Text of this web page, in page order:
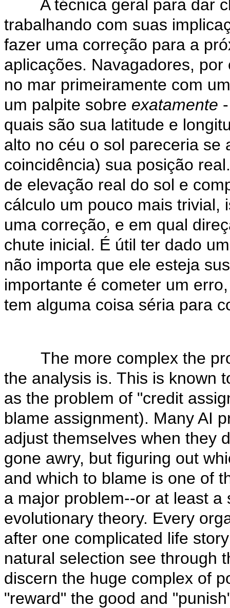
A técnica geral para dar
trabalhando com suas
fazer uma correção para a
aplicações. Navagadores,
no mar primeiramente com
um palpite sobre exatamente
quais são sua latitude e
alto no céu o sol pareceria
coincidência) sua posição
de elevação real do sol e
cálculo um pouco mais trivial,
uma correção, e em qual
chute inicial. É útil ter dado
não importa que ele esteja
importante é cometer um
tem alguma coisa séria para
The more complex the
the analysis is. This is known
as the problem of "credit
blame assignment). Many AI
adjust themselves when they
gone awry, but figuring out
and which to blame is one of
a major problem--or at least
evolutionary theory. Every
after one complicated life
natural selection see through
discern the huge complex of
"reward" the good and